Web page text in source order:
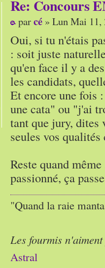
Re: Concours
parcé » Lun Mai 11,
Oui, si tu n'étais
: soit juste
qu'en face il y a
les candidats,
Et encore une fois
une cata" ou "j'ai
tant que jury, dites
seules vos
Reste quand
passionné, ça
"Quand la raie
Les fourmis
Astral